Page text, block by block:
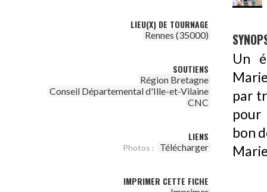
LIEU(X) DE TOURNAGE
Rennes (35000)
SOUTIENS
Région Bretagne
Conseil Départemental d'Ille-et-Vilaine
CNC
LIENS
Photos : Télécharger
IMPRIMER CETTE FICHE
Un
par
pour
bon